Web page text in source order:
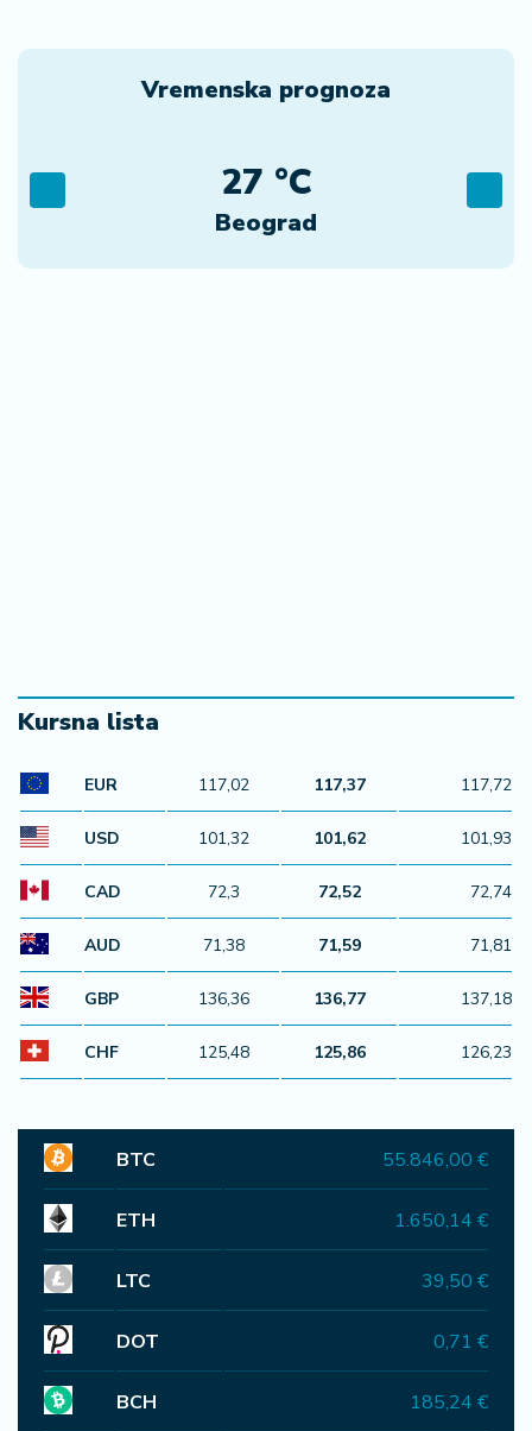
Vremenska prognoza
Beograd
27 °C
Kursna lista
EUR 117,02 117,37 117,72
USD 101,32 101,62 101,93
CAD 72,3 72,52 72,74
AUD 71,38 71,59 71,81
GBP 136,36 136,77 137,18
CHF 125,48 125,86 126,23
BTC 55.846,00 €
ETH 1.650,14 €
LTC 39,50 €
DOT 0,71 €
BCH 185,24 €